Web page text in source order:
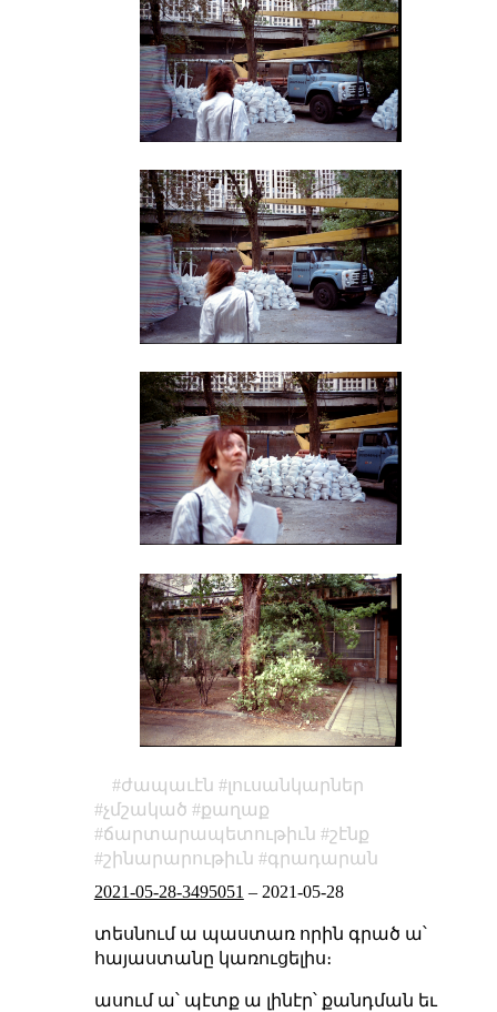
ժապաւէն
լուսանկարներ
չմշակած
քաղաք
ճարտարապետութիւն
շէնք
շինարարութիւն
գրադարան
2021-05-28-3495051 – 2021-05-28
տեսնում ա պաստառ որին գրած ա՝
հայաստանը կառուցելիս։
ասում ա՝ պէտք ա լինէր՝ քանդման եւ